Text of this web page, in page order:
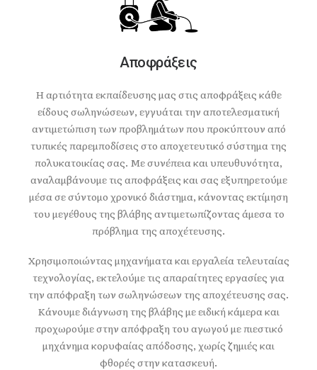
Αποφράξεις
Η αρτιότητα εκπαίδευσης μας στις αποφράξεις κάθε
είδους σωληνώσεων, εγγυάται την αποτελεσματική
αντιμετώπιση των προβλημάτων που προκύπτουν από
τυπικές παρεμποδίσεις στο αποχετευτικό σύστημα της
πολυκατοικίας σας. Με συνέπεια και υπευθυνότητα,
αναλαμβάνουμε τις αποφράξεις και σας εξυπηρετούμε
μέσα σε σύντομο χρονικό διάστημα, κάνοντας εκτίμηση
του μεγέθους της βλάβης αντιμετωπίζοντας άμεσα το
πρόβλημα της αποχέτευσης.
Χρησιμοποιώντας μηχανήματα και εργαλεία τελευταίας
τεχνολογίας, εκτελούμε τις απαραίτητες εργασίες για
την απόφραξη των σωληνώσεων της αποχέτευσης σας.
Κάνουμε διάγνωση της βλάβης με ειδική κάμερα και
προχωρούμε στην απόφραξη του αγωγού με πιεστικό
μηχάνημα κορυφαίας απόδοσης, χωρίς ζημιές και
φθορές στην κατασκευή.